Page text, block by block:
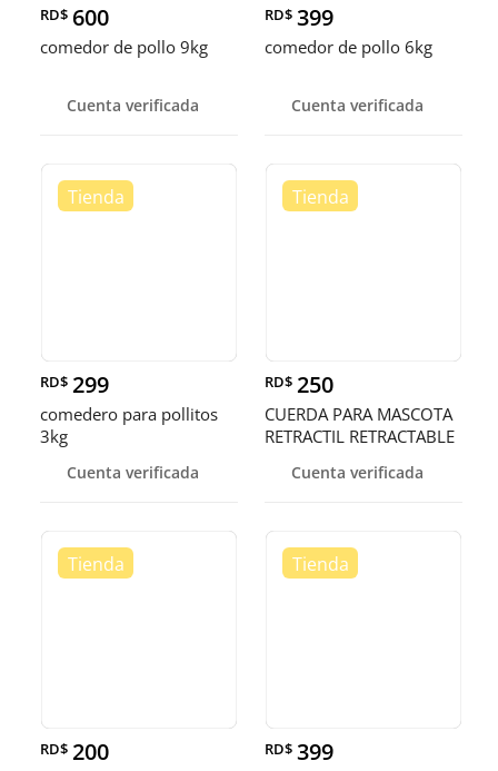
RD$ 600
comedor de pollo 9kg
Cuenta verificada
RD$ 399
comedor de pollo 6kg
Cuenta verificada
RD$ 299
comedero para pollitos
3kg
Cuenta verificada
RD$ 250
CUERDA PARA MASCOTA
RETRACTIL RETRACTABLE
Cuenta verificada
RD$ 200 RD$ 399